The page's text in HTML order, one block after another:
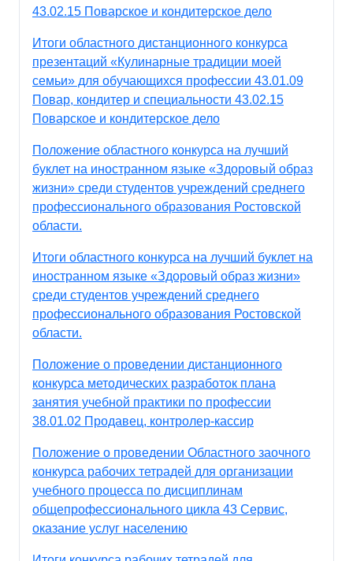
43.02.15 Поварское и кондитерское дело
Итоги областного дистанционного конкурса
презентаций «Кулинарные традиции моей
семьи» для обучающихся профессии 43.01.09
Повар, кондитер и специальности 43.02.15
Поварское и кондитерское дело
Положение областного конкурса на лучший
буклет на иностранном языке «Здоровый образ
жизни» среди студентов учреждений среднего
профессионального образования Ростовской
области.
Итоги областного конкурса на лучший буклет на
иностранном языке «Здоровый образ жизни»
среди студентов учреждений среднего
профессионального образования Ростовской
области.
Положение о проведении дистанционного
конкурса методических разработок плана
занятия учебной практики по профессии
38.01.02 Продавец, контролер-кассир
Положение о проведении Областного заочного
конкурса рабочих тетрадей для организации
учебного процесса по дисциплинам
общепрофессионального цикла 43 Сервис,
оказание услуг населению